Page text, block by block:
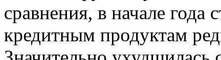
сравнения, в начале года
кредитным продуктам